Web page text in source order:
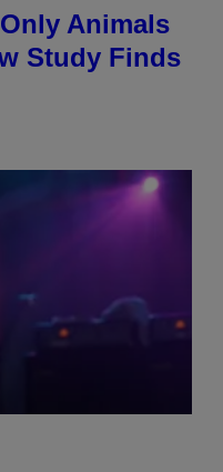
Animals
Study Finds